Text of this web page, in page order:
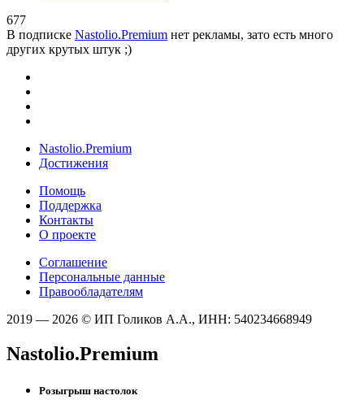
677
В подписке Nastolio.Premium нет рекламы, зато есть много
других крутых штук ;)
Nastolio.Premium
Достижения
Помощь
Поддержка
Контакты
О проекте
Соглашение
Персональные данные
Правообладателям
2019 — 2026 © ИП Голиков А.А., ИНН: 540234668949
Nastolio.Premium
Розыгрыш настолок